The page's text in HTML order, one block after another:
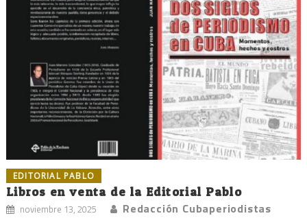
EDITORIAL PABLO
Libros en venta de la Editorial Pablo
noviembre 13, 2025 Redacción Cubaperiodistas